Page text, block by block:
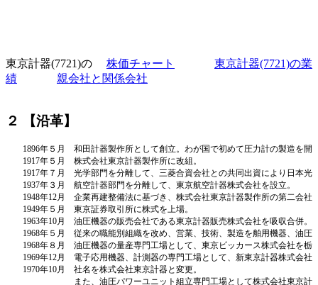
東京計器(7721)の 株価チャート
東京計器(7721)の業
績
親会社と関係会社
２ 【沿革】
1896年５月
和田計器製作所として創立。わが国で初めて圧力計の製造を開
1917年５月
株式会社東京計器製作所に改組。
1917年７月
光学部門を分離して、三菱合資会社との共同出資により日本光
1937年３月
航空計器部門を分離して、東京航空計器株式会社を設立。
1948年12月
企業再建整備法に基づき、株式会社東京計器製作所の第二会社
1949年５月
東京証券取引所に株式を上場。
1963年10月
油圧機器の販売会社である東京計器販売株式会社を吸収合併。
1968年５月
従来の職能別組織を改め、営業、技術、製造を舶用機器、油
1968年８月
油圧機器の量産専門工場として、東京ビッカース株式会社を栃
1969年12月
電子応用機器、計測器の専門工場として、新東京計器株式会社
1970年10月
社名を株式会社東京計器と変更。
また、油圧パワーユニット組立専門工場として株式会社東京